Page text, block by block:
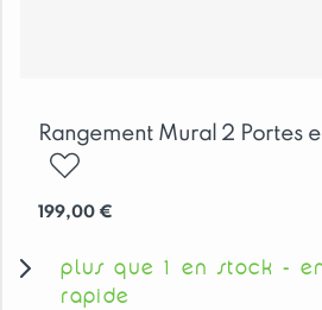
Rangement Mural 2 Portes
ajouter
199,00 €
plus que 1 en stock -
rapide